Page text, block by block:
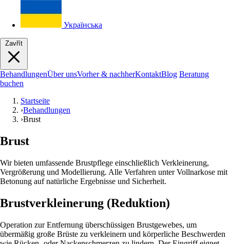
Українська
Zavřít
BehandlungenÜber unsVorher & nachherKontaktBlog Beratung
buchen
Startseite
›Behandlungen
›Brust
Brust
Wir bieten umfassende Brustpflege einschließlich Verkleinerung,
Vergrößerung und Modellierung. Alle Verfahren unter Vollnarkose mit
Betonung auf natürliche Ergebnisse und Sicherheit.
Brustverkleinerung (Reduktion)
Operation zur Entfernung überschüssigen Brustgewebes, um
übermäßig große Brüste zu verkleinern und körperliche Beschwerden